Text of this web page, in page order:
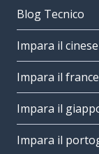
Blog Tecnico
Impara il cinese
Impara il
Impara il
Impara il